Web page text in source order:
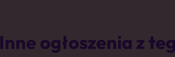
Inne ogłoszenia z